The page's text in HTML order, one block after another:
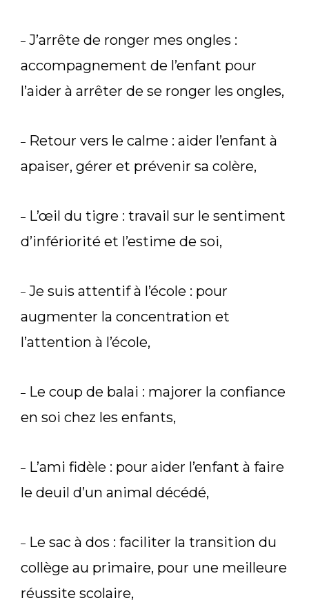
– J’arrête de ronger mes ongles :
accompagnement de l’enfant pour
l’aider à arrêter de se ronger les ongles,
– Retour vers le calme : aider l’enfant à
apaiser, gérer et prévenir sa colère,
– L’œil du tigre : travail sur le sentiment
d’infériorité et l’estime de soi,
– Je suis attentif à l’école : pour
augmenter la concentration et
l’attention à l’école,
– Le coup de balai : majorer la confiance
en soi chez les enfants,
– L’ami fidèle : pour aider l’enfant à faire
le deuil d’un animal décédé,
– Le sac à dos : faciliter la transition du
collège au primaire, pour une meilleure
réussite scolaire,